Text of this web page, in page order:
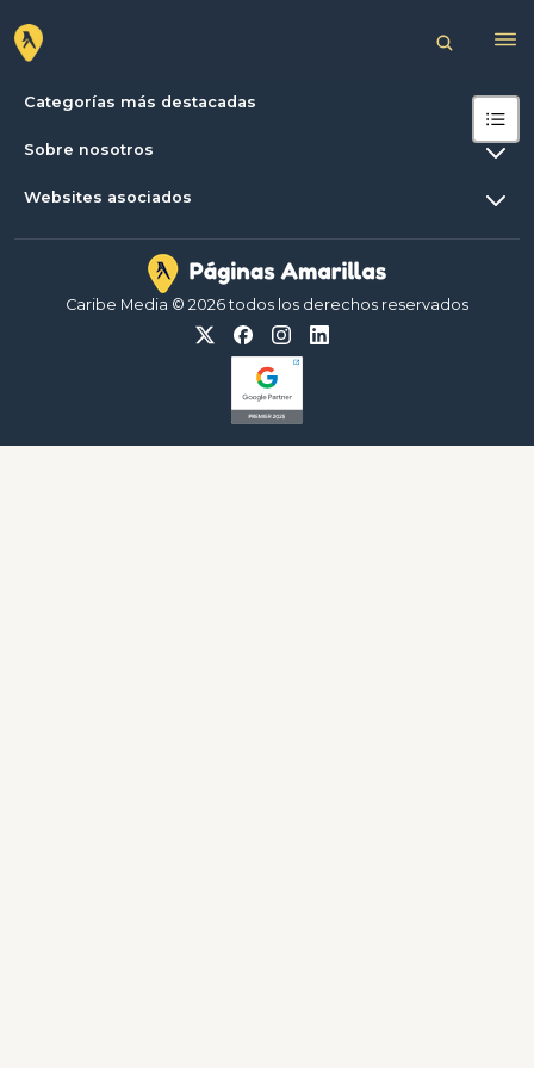
Categorías más destacadas
Sobre nosotros
Websites asociados
Caribe Media © 2026 todos los derechos reservados